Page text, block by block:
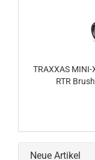
TRAXXAS
RTR
Neue Artikel